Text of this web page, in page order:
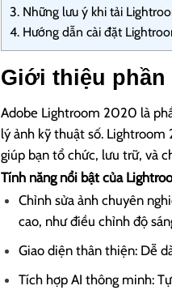
3. Những lưu ý khi tải
4. Hướng dẫn cài đặt
Giới thiệu phần
Adobe Lightroom 2020 là
lý ảnh kỹ thuật số.
giúp bạn tổ chức, lưu trữ, và
Tính năng nổi bật của
Chỉnh sửa ảnh chuyên
cao, như điều chỉnh độ
Giao diện thân thiện: Dễ
Tích hợp AI thông minh: